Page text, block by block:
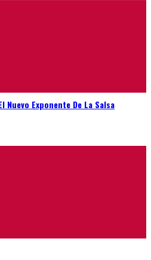
Nuevo Exponente De La Salsa